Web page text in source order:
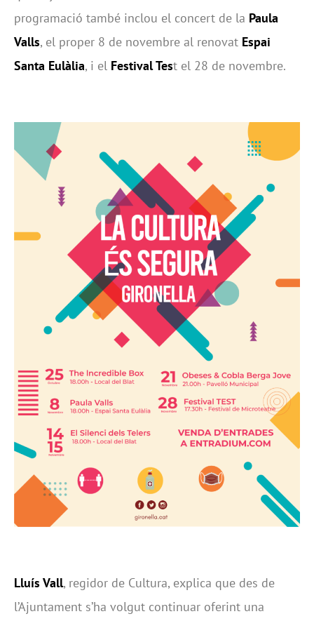
programació també inclou el concert de la Paula
Valls, el proper 8 de novembre al renovat Espai
Santa Eulàlia, i el Festival Test el 28 de novembre.
Lluís Vall, regidor de Cultura, explica que des de
l’Ajuntament s’ha volgut continuar oferint una